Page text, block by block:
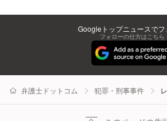
Googleトップニュースでフ
フォローの仕方はこちら
弁護士ドットコム 犯罪・刑事事件